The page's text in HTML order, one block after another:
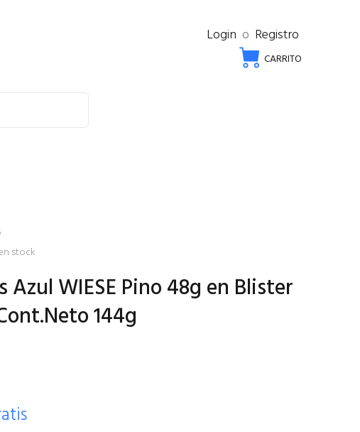
Login o Registro
CARRITO
stock
Azul WIESE Pino 48g en Blister
144g